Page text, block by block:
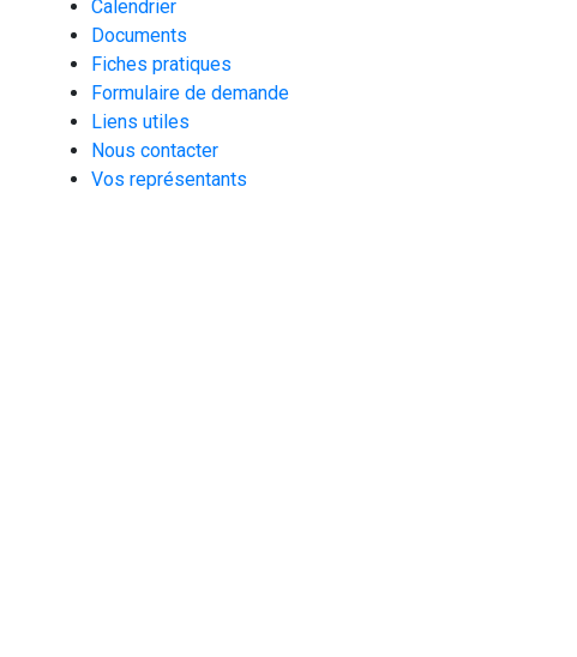
Calendrier
Documents
Fiches pratiques
Formulaire de demande
Liens utiles
Nous contacter
Vos représentants